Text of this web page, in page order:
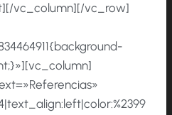
vc_column][/vc_row]